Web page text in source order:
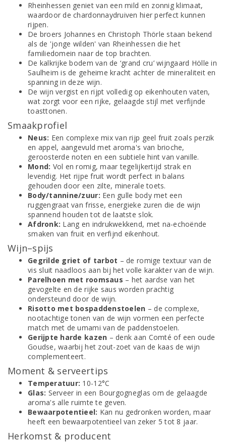
Rheinhessen geniet van een mild en zonnig klimaat,
waardoor de chardonnaydruiven hier perfect kunnen
rijpen.
De broers Johannes en Christoph Thörle staan bekend
als de 'jonge wilden' van Rheinhessen die het
familiedomein naar de top brachten.
De kalkrijke bodem van de ‘grand cru’ wijngaard Hölle in
Saulheim is de geheime kracht achter de mineraliteit en
spanning in deze wijn.
De wijn vergist en rijpt volledig op eikenhouten vaten,
wat zorgt voor een rijke, gelaagde stijl met verfijnde
toasttonen.
Smaakprofiel
Neus: Een complexe mix van rijp geel fruit zoals perzik
en appel, aangevuld met aroma's van brioche,
geroosterde noten en een subtiele hint van vanille.
Mond: Vol en romig, maar tegelijkertijd strak en
levendig. Het rijpe fruit wordt perfect in balans
gehouden door een zilte, minerale toets.
Body/tannine/zuur: Een gulle body met een
ruggengraat van frisse, energieke zuren die de wijn
spannend houden tot de laatste slok.
Afdronk: Lang en indrukwekkend, met na-echoënde
smaken van fruit en verfijnd eikenhout.
Wijn–spijs
Gegrilde griet of tarbot – de romige textuur van de
vis sluit naadloos aan bij het volle karakter van de wijn.
Parelhoen met roomsaus – het aardse van het
gevogelte en de rijke saus worden prachtig
ondersteund door de wijn.
Risotto met bospaddenstoelen – de complexe,
nootachtige tonen van de wijn vormen een perfecte
match met de umami van de paddenstoelen.
Gerijpte harde kazen – denk aan Comté of een oude
Goudse, waarbij het zout-zoet van de kaas de wijn
complementeert.
Moment & serveertips
Temperatuur: 10-12°C
Glas: Serveer in een Bourgogneglas om de gelaagde
aroma's alle ruimte te geven.
Bewaarpotentieel: Kan nu gedronken worden, maar
heeft een bewaarpotentieel van zeker 5 tot 8 jaar.
Herkomst & producent